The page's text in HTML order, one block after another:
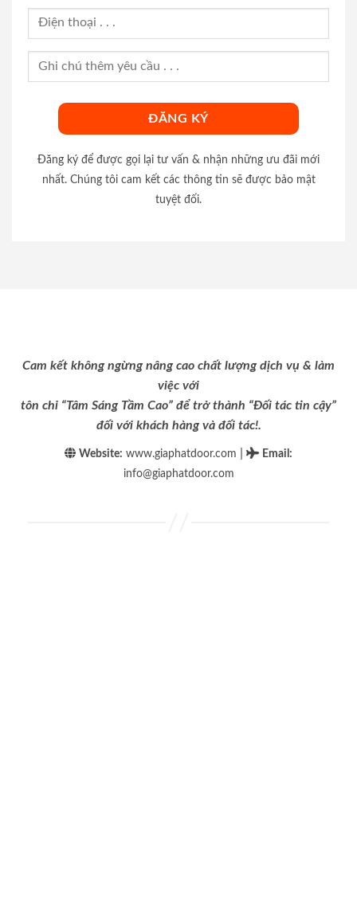
Đăng ký để được gọi lại tư vấn & nhận những ưu đãi mới
nhất. Chúng tôi cam kết các thông tin sẽ được bảo mật
tuyệt đối.
Cam kết không ngừng nâng cao chất lượng dịch vụ & làm
việc với
tôn chỉ “Tâm Sáng Tầm Cao” để trở thành “Đối tác tin cậy”
đối với khách hàng và đối tác!.
Website: www.giaphatdoor.com Email :
info@giaphatdoor.com